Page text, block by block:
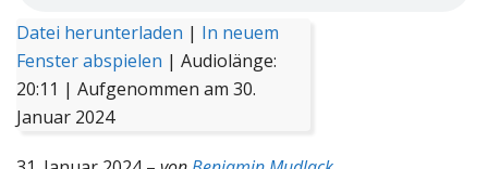
Datei herunterladen | In neuem
Fenster abspielen | Audiolänge:
20:11 | Aufgenommen am 30.
Januar 2024